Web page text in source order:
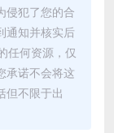
侵犯了您的合
通知并核实后
任何资源，仅
承诺不会将这
但不限于出